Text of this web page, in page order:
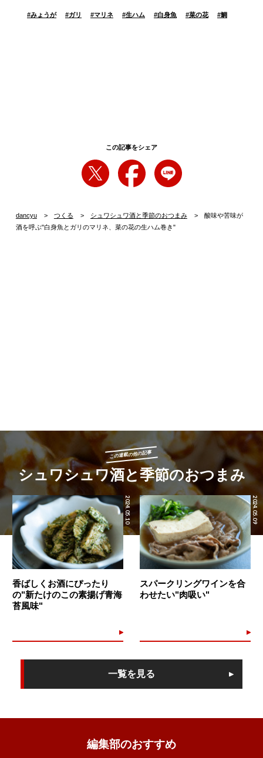
#みょうが #ガリ #マリネ #生ハム #白身魚 #菜の花 #鯛
この記事をシェア
dancyu つくる シュワシュワ酒と季節のおつまみ
酸味や苦味が
酒を呼ぶ"白身魚とガリのマリネ、菜の花の生ハム巻き"
この連載の他の記事
シュワシュワ酒と季節のおつまみ
2024.05.10
香ばしくお酒にぴったり
の"新たけのこの素揚げ青海
苔風味"
2024.05.09
スパークリングワインを合
わせたい"肉吸い"
一覧を見る
編集部のおすすめ